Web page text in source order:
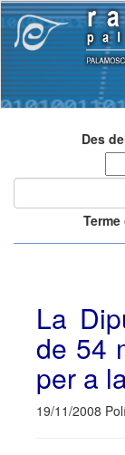
Des
Terme
La
de 54
per a
19/11/2008